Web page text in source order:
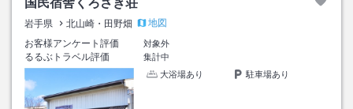
岩手県 北山崎・田野畑
地図
お客様アンケート評価
対象外
るるぶトラベル評価
集計中
大浴場あり
駐車場あり